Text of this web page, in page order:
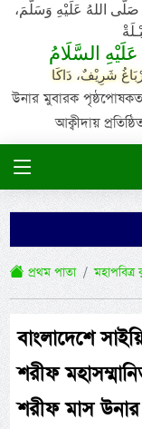
اللهُ عَلَيْهِ وَسَلَّمَ،
السَّلَامُ
شَرِيْفٌ، دَاكَا
উনার মুবারক
আক্বীদায়
প্রথম পাতা
বাংলাদেশে
শরীফ
শরীফ মাস